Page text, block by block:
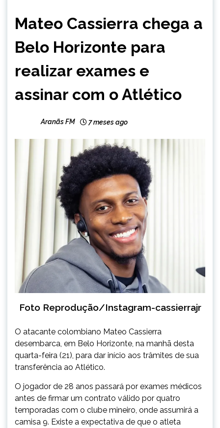
NOTÍCIAS
Mateo Cassierra chega a
Belo Horizonte para
realizar exames e
assinar com o Atlético
Aranãs FM 7 meses ago
Foto Reprodução/Instagram-cassierrajr
O atacante colombiano Mateo Cassierra
desembarca, em Belo Horizonte, na manhã desta
quarta-feira (21), para dar início aos trâmites de sua
transferência ao Atlético.
O jogador de 28 anos passará por exames médicos
antes de firmar um contrato válido por quatro
temporadas com o clube mineiro, onde assumirá a
camisa 9. Existe a expectativa de que o atleta